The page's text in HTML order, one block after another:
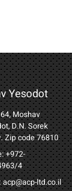
Yesodot
64, Moshav
D.N. Sorek
Zip code 76810
+972-
4​
acp@acp-ltd.co.il